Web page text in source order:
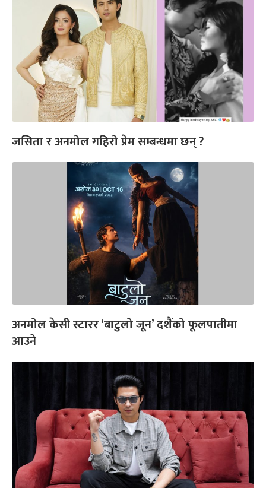
जसिता र अनमोल गहिरो प्रेम सम्बन्धमा छन् ?
अनमोल केसी स्टारर ‘बाटुलो जून’ दशैंको फूलपातीमा
आउने